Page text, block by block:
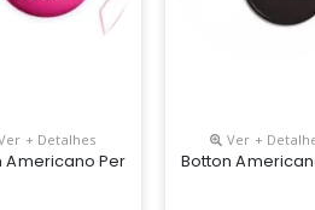
Medidas.
+ Detalhes
Americano Personalizado Com Base
Ver +
Botton